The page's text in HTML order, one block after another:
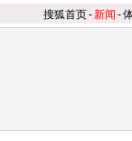
搜狐首页-新闻 -